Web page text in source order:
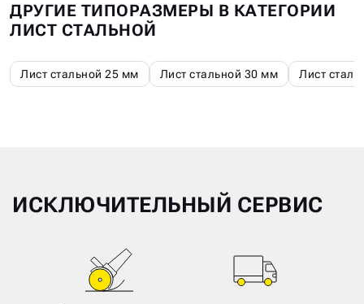
ДРУГИЕ ТИПОРАЗМЕРЫ В КАТЕГОРИИ
ЛИСТ СТАЛЬНОЙ
Лист стальной 25 мм Лист стальной 30 мм Лист
ИСКЛЮЧИТЕЛЬНЫЙ СЕРВИС